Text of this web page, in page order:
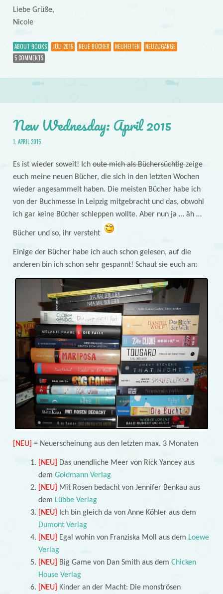
Liebe Grüße,
Nicole
ABOUT BOOKS JULI 2015 NEUE BÜCHER NEUHEITEN
NEUZUGÄNGE
5 COMMENTS
New Wednesday: April 2015
1. APRIL 2015
Es ist wieder soweit! Ichoute mich als Büchersüchtigzeige
euch meine neuen Bücher, die sich in den letzten Wochen
wieder angesammelt haben. Die meisten Bücher habe ich
von der Buchmesse in Leipzig mitgebracht und das, obwohl
ich gar keine Bücher schleppen wollte. Aber nun ja … äh …
Bücher und so, ihr versteht
Einige der Bücher habe ich auch schon gelesen, auf die
anderen bin ich schon sehr gespannt! Schaut sie euch an:
[NEU] = Neuerscheinung aus den letzten max. 3 Monaten
[NEU]
Das unendliche Meer von Rick Yancey aus
dem Goldmann Verlag
[NEU]
Mit Rosen bedacht von Jennifer Benkau aus
dem Lübbe Verlag
[NEU]
Ich bin gleich da von Anne Köhler aus dem
Dumont Verlag
[NEU]
Egal wohin von Franziska Moll aus dem Loewe
Verlag
[NEU]
Big Game von Dan Smith aus dem Chicken
House Verlag
[NEU]
Kinder an der Macht: Die monströsen